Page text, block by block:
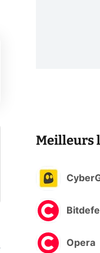
Meilleurs
Opera